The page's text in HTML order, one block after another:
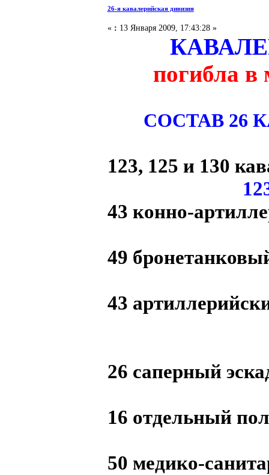
26-я кавалерийская дивизия
« : 13 Января 2009, 17:43:28 »
погибла в
СОСТАВ 26
123, 125 и 130
43 конно-
49
43
26 саперный
16 отдельный
50 медико-